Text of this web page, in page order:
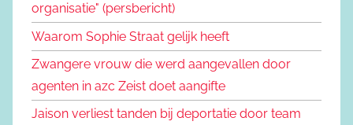
organisatie" (persbericht)
Waarom Sophie Straat gelijk heeft
Zwangere vrouw die werd aangevallen door
agenten in azc Zeist doet aangifte
Jaison verliest tanden bij deportatie door team